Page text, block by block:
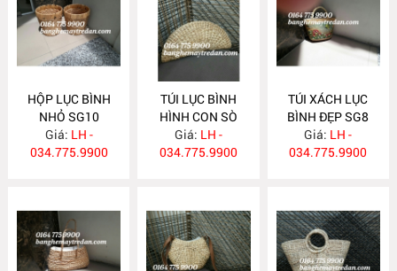
HỘP LỤC BÌNH
NHỎ SG10
Giá: LH -
034.775.9900
TÚI LỤC BÌNH
HÌNH CON SÒ
SG9
Giá: LH -
034.775.9900
TÚI XÁCH LỤC
BÌNH ĐẸP SG8
Giá: LH -
034.775.9900